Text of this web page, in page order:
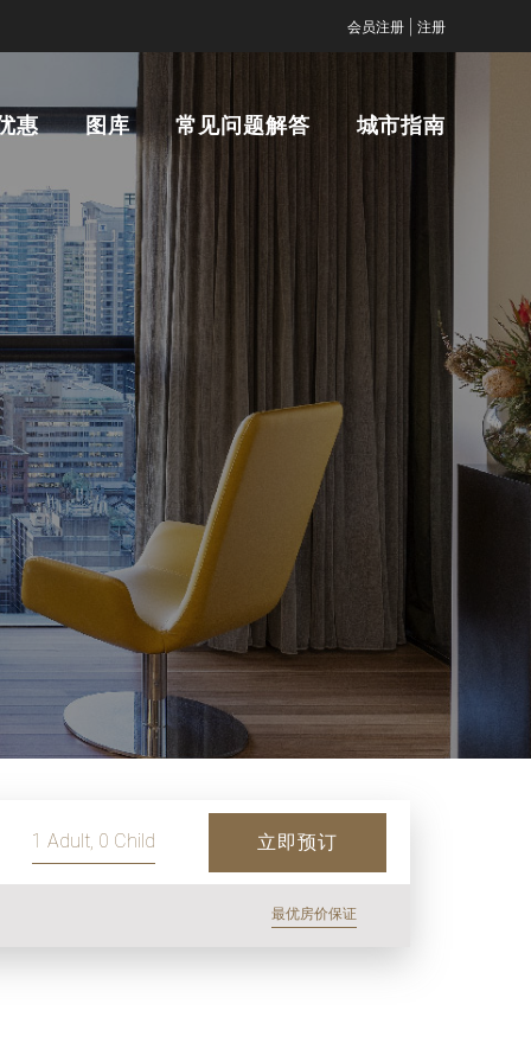
会员注册 注册
惠 图库 常见问题解答 城市指南
客人数, 1 客房数量 立即预订
最优房价保证